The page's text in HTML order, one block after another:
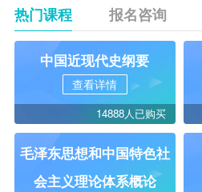
热门课程 报名咨询
中国近现代史纲要
查看详情
14888人已购买
毛泽东思想和中国特色社
会主义理论体系概论